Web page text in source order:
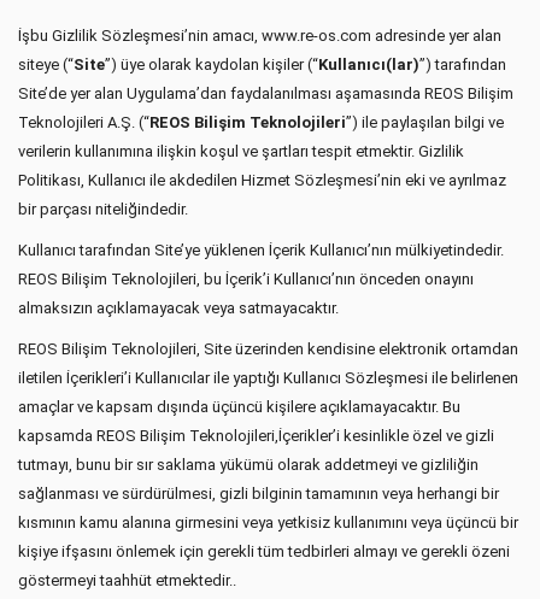
İşbu Gizlilik Sözleşmesi’nin amacı, www.re-os.com adresinde yer alan
siteye (“Site”) üye olarak kaydolan kişiler (“Kullanıcı(lar)”) tarafından
Site’de yer alan Uygulama’dan faydalanılması aşamasında REOS Bilişim
Teknolojileri A.Ş. (“REOS Bilişim Teknolojileri”) ile paylaşılan bilgi ve
verilerin kullanımına ilişkin koşul ve şartları tespit etmektir. Gizlilik
Politikası, Kullanıcı ile akdedilen Hizmet Sözleşmesi’nin eki ve ayrılmaz
bir parçası niteliğindedir.
Kullanıcı tarafından Site’ye yüklenen İçerik Kullanıcı’nın mülkiyetindedir.
REOS Bilişim Teknolojileri, bu İçerik’i Kullanıcı’nın önceden onayını
almaksızın açıklamayacak veya satmayacaktır.
REOS Bilişim Teknolojileri, Site üzerinden kendisine elektronik ortamdan
iletilen İçerikleri’i Kullanıcılar ile yaptığı Kullanıcı Sözleşmesi ile belirlenen
amaçlar ve kapsam dışında üçüncü kişilere açıklamayacaktır. Bu
kapsamda REOS Bilişim Teknolojileri,İçerikler’i kesinlikle özel ve gizli
tutmayı, bunu bir sır saklama yükümü olarak addetmeyi ve gizliliğin
sağlanması ve sürdürülmesi, gizli bilginin tamamının veya herhangi bir
kısmının kamu alanına girmesini veya yetkisiz kullanımını veya üçüncü bir
kişiye ifşasını önlemek için gerekli tüm tedbirleri almayı ve gerekli özeni
göstermeyi taahhüt etmektedir..